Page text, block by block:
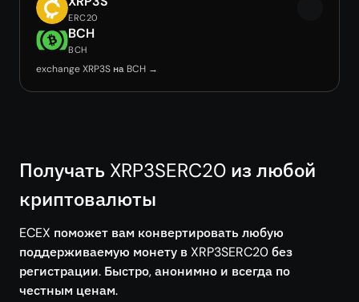
ERC20
BCH
BCH
exchange XRP3S на BCH →
Получать XRP3SERC20 из любой
криптовалюты
ECEX поможет вам конвертировать любую
поддерживаемую монету в XRP3SERC20 без
регистрации. Быстро, анонимно и всегда по
честным ценам.